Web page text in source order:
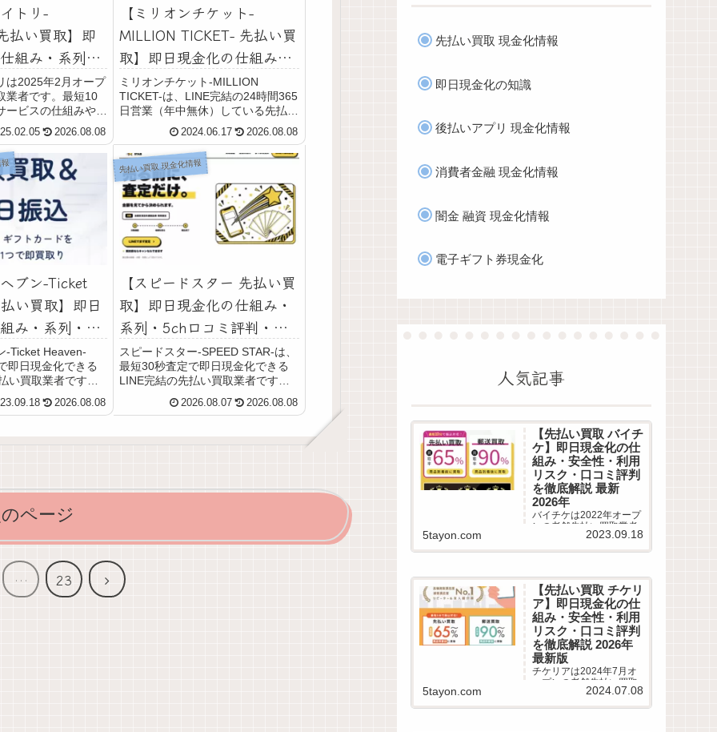
トリ-
払い買取】即
組み・系列・
判・安全性・
ど最新情報で
は2025年2月オープ
業者です。最短10
ビスの仕組みや利
者情報、5ちゃんね
者の実際の口コミ評
した。LINE完結
、注意点など最新
く解説します。
2026.08.08
【ミリオンチケット-
MILLION TICKET- 先払い買
取】即日現金化の仕組み・
系列・5ch口コミ評判・安
全性・利用リスクなど最新
情報で徹底解説
ミリオンチケット-MILLION
TICKET-は、LINE完結の24時間365
日営業（年中無休）している先払い
買取業者です。買取商品は、不要な
全国百貨店共通商品券や収入印紙、
ギフトカードなどです。ミリオンチ
ケット-MILLION TICK...
2024.06.17 2026.08.08
ブン-Ticket
い買取】即日
み・系列・
・安全性・
ど最新情報で
-Ticket Heaven-
即日現金化できる
い買取業者です。
日も振り込み対応可
2026.08.08
先払い買取 現金化情報
【スピードスター 先払い買
取】即日現金化の仕組み・
系列・5ch口コミ評判・安
全性・利用リスクなど最新
情報で徹底解説
スピードスター-SPEED STAR-は、
最短30秒査定で即日現金化できる
LINE完結の先払い買取業者です。
土日・祝日も（年中無休）利用可能
2026.08.07 2026.08.08
ページ
… 23
次
先払い買取 現金化情報
即日現金化の知識
後払いアプリ 現金化情報
消費者金融 現金化情報
闇金 融資 現金化情報
電子ギフト券現金化
人気記事
【先払い買取 バイチ
ケ】即日現金化の仕
組み・安全性・利用
リスク・口コミ評判
を徹底解説 最新
2026年
バイチケは2022年オープ
ンの老舗先払い買取業者
です。最短10分即日現金
者の実際の口コミ評判を
徹底調査しました。LINE
完結の申込方法や特徴、
注意点など最新情報でわ
かりやすく解説します。
5tayon.com 2023.09.18
【先払い買取 チケリ
ア】即日現金化の仕
組み・安全性・利用
リスク・口コミ評判
を徹底解説 2026年
最新版
チケリアは2024年7月オ
ープンの老舗先払い買取
業者です。最短5分即日現
5tayon.com 2024.07.08